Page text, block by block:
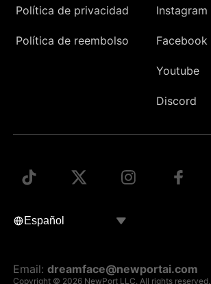
Política de privacidad
Política de reembolso
Instagram
Facebook
Youtube
Discord
Email:dreamface@newportai.com
Copyright © 2026 NewPort LLC. All rights reserved.